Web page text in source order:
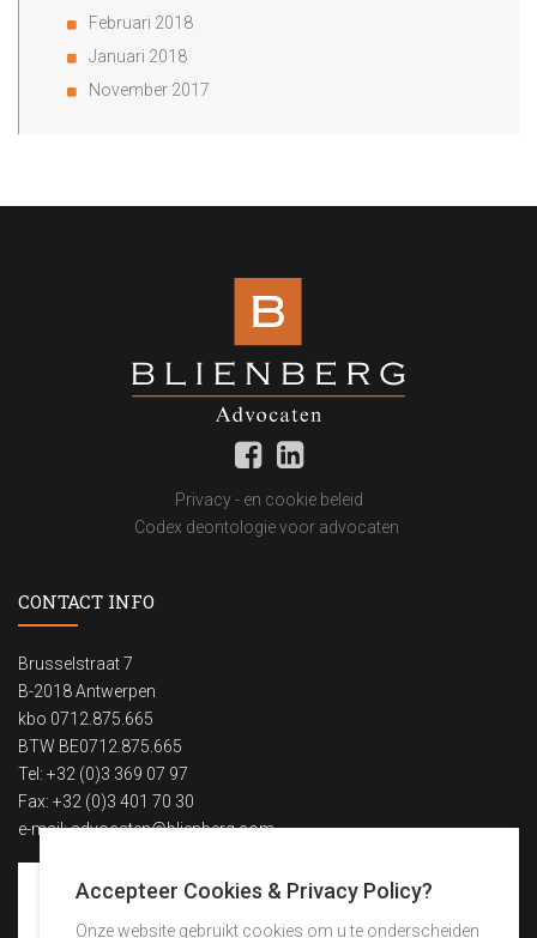
Februari 2018
Januari 2018
November 2017
Privacy - en cookie beleid
Codex deontologie voor advocaten
CONTACT INFO
Brusselstraat 7
B-2018 Antwerpen
kbo 0712.875.665
BTW BE0712.875.665
Tel: +32 (0)3 369 07 97
Fax: +32 (0)3 401 70 30
e-mail:advocaten@blienberg.com
Accepteer Cookies & Privacy Policy?
Onze website gebruikt cookies om u te onderscheiden